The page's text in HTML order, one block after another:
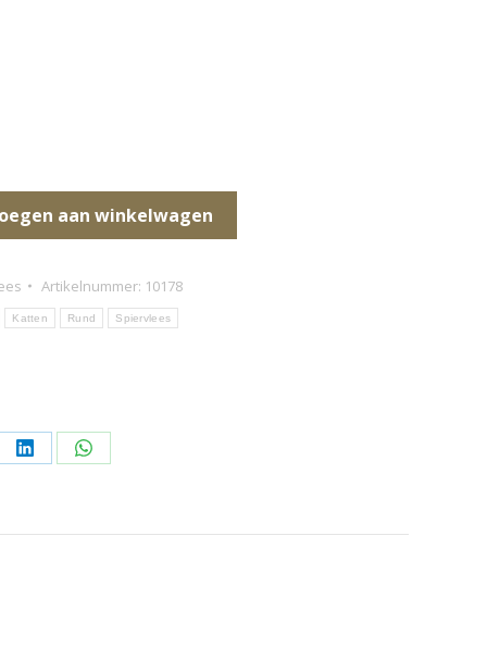
aan winkelwagen
Artikelnummer: 10178
Katten Rund Spiervlees
Deel
LinkedIn
Deel
WhatsApp